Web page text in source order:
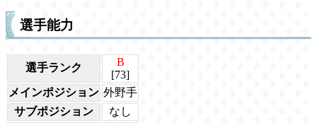
選手能力
選手ランク
B
[73]
メインポジション 外野手
サブポジション
なし